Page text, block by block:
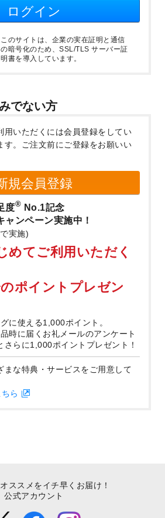
ログイン
このサイトは、企業の実在証明と通信
の暗号化のため、SSL/TLS サーバー証
明書を導入しています。
でない方
用いただくには会員登録をしてい
。
ご注文前にご登録をお願いい
規会員登録
度® No.1記念
ャンペーン実施中！
実施)
めてご利用いただく
ポイントプレゼン
に使える1,000ポイント。
時に届くお礼メールのアンケート
さらに1,000ポイントプレゼント！
まな特典・サービスをご用意して
ら
ススメをイチ早くお届け！
公式アカウント